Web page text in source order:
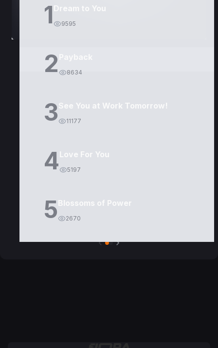
1 Dream to You
9595
2 8634
3See You at Work Tomorrow!
11177
4Love For You
5197
5Blossoms of Power
2670